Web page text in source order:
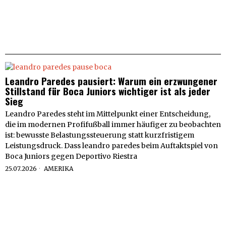
Leandro Paredes pausiert: Warum ein erzwungener
Stillstand für Boca Juniors wichtiger ist als jeder
Sieg
Leandro Paredes steht im Mittelpunkt einer Entscheidung,
die im modernen Profifußball immer häufiger zu beobachten
ist: bewusste Belastungssteuerung statt kurzfristigem
Leistungsdruck. Dass leandro paredes beim Auftaktspiel von
Boca Juniors gegen Deportivo Riestra
25.07.2026 AMERIKA